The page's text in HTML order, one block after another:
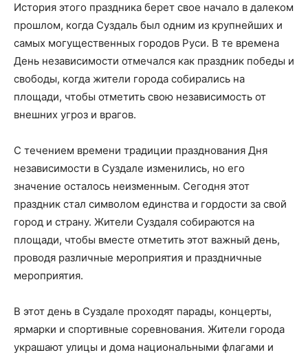
История этого праздника берет свое начало в далеком
прошлом, когда Суздаль был одним из крупнейших и
самых могущественных городов Руси. В те времена
День независимости отмечался как праздник победы и
свободы, когда жители города собирались на
площади, чтобы отметить свою независимость от
внешних угроз и врагов.
С течением времени традиции празднования Дня
независимости в Суздале изменились, но его
значение осталось неизменным. Сегодня этот
праздник стал символом единства и гордости за свой
город и страну. Жители Суздаля собираются на
площади, чтобы вместе отметить этот важный день,
проводя различные мероприятия и праздничные
мероприятия.
В этот день в Суздале проходят парады, концерты,
ярмарки и спортивные соревнования. Жители города
украшают улицы и дома национальными флагами и